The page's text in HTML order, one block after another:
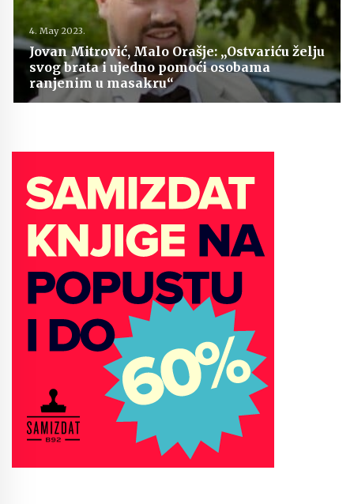
4. May 2023.
Jovan Mitrović, Malo Orašje: „Ostvariću želju
svog brata i ujedno pomoći osobama
ranjenim u masakru“